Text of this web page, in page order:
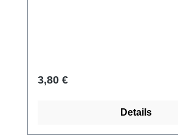
Regulärer Preis:
3,80 €
Details